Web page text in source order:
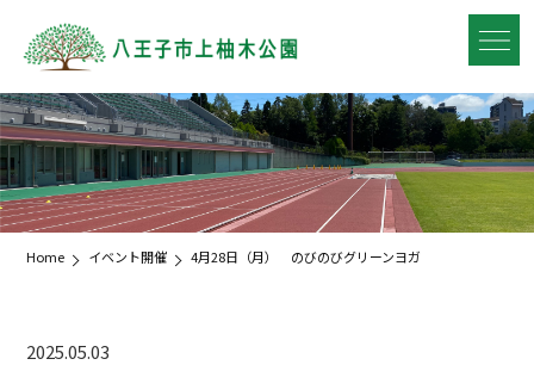
Home イベント開催 4月28日（月） のびのびグリーンヨガ
2025.05.03